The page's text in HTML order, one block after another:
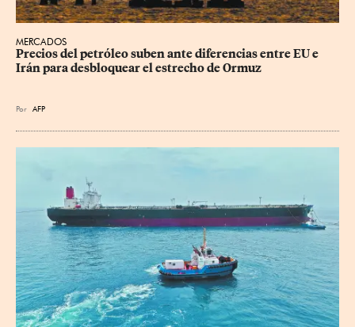
MERCADOS
Precios del petróleo suben ante diferencias entre EU e
Irán para desbloquear el estrecho de Ormuz
Por AFP